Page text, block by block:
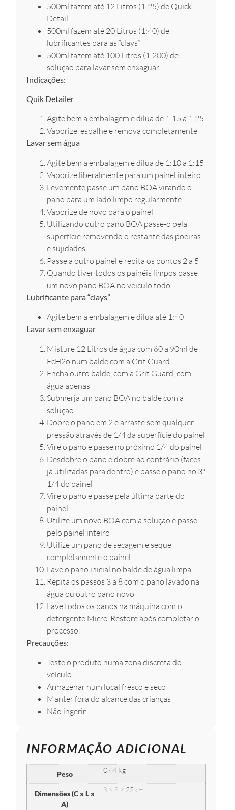
500ml fazem até 12 Litros (1:25) de Quick
Detail
500ml fazem até 20 Litros (1:40) de
lubrificantes para as “clays”
500ml fazem até 100 Litros (1:200) de
solução para lavar sem enxaguar
Indicações:
Quik Detailer
Agite bem a embalagem e dilua de 1:15 a 1:25
Vaporize, espalhe e remova completamente
Lavar sem água
Agite bem a embalagem e dilua de 1:10 a 1:15
Vaporize liberalmente para um painel inteiro
Levemente passe um pano BOA virando o
pano para um lado limpo regularmente
Vaporize de novo para o painel
Utilizando outro pano BOA passe-o pela
superfície removendo o restante das poeiras
e sujidades
Passe a outro painel e repita os pontos 2 a 5
Quando tiver todos os painéis limpos passe
um novo pano BOA no veiculo todo
Lubrificante para “clays”
Agite bem a embalagem e dilua até 1:40
Lavar sem enxaguar
Misture 12 Litros de água com 60 a 90ml de
EcH2o num balde com a Grit Guard
Encha outro balde, com a Grit Guard, com
água apenas
Submerja um pano BOA no balde com a
solução
Dobre o pano em 2 e arraste sem qualquer
pressão através de 1/4 da superfície do painel
Vire o pano e passe no próximo 1/4 do painel
Desdobre o pano e dobre ao contrário (faces
já utilizadas para dentro) e passe o pano no 3º
1/4 do painel
Vire o pano e passe pela última parte do
painel
Utilize um novo BOA com a solução e passe
pelo painel inteiro
Utilize um pano de secagem e seque
completamente o painel
Lave o pano inicial no balde de água limpa
Repita os passos 3 a 8 com o pano lavado na
água ou outro pano novo
Lave todos os panos na máquina com o
detergente Micro-Restore após completar o
processo.
Precauções:
Teste o produto numa zona discreta do
veículo
Armazenar num local fresco e seco
Manter fora do alcance das crianças
Não ingerir
INFORMAÇÃO ADICIONAL
Peso 0.64 kg
Dimensões (C x L x
A)
8 × 8 × 22 cm